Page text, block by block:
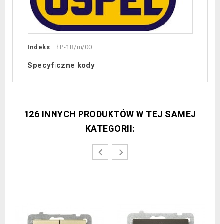
Indeks ŁP-1R/m/00
Specyficzne kody
126 INNYCH PRODUKTÓW W TEJ SAMEJ
KATEGORII: